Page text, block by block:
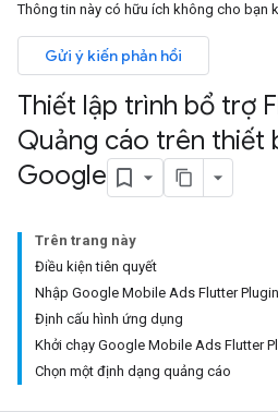
Thông tin này có hữu ích không cho bạn
Gửi ý kiến phản hồi
Thiết lập trình bổ trợ
Quảng cáo trên thiết
Google
Trên trang này
Điều kiện tiên quyết
Nhập Google Mobile Ads Flutter Plugin
Định cấu hình ứng dụng
Khởi chạy Google Mobile Ads Flutter
Chọn một định dạng quảng cáo